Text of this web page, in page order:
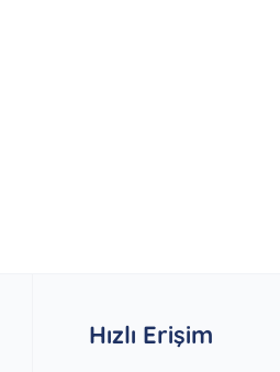
Hızlı Erişim